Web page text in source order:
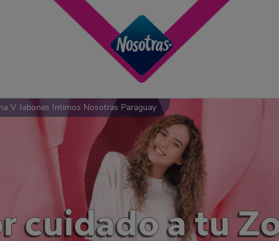
cuidado a tu
V Jabones Intimos Nosotras Paraguay